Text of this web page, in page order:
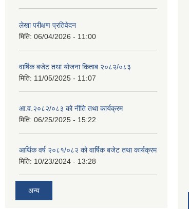
लेखा परीक्षण प्रतिवेदन
मिति: 06/04/2026 - 11:00
वार्षिक बजेट तथा योजना किताब २०८२/०८३
मिति: 11/05/2025 - 11:07
आ.व.२०८२/०८३ को नीति तथा कार्यक्रम
मिति: 06/25/2025 - 15:22
आर्थिक वर्ष २०८१/०८२ को वार्षिक बजेट तथा कार्यक्रम
मिति: 10/23/2024 - 13:28
अन्य